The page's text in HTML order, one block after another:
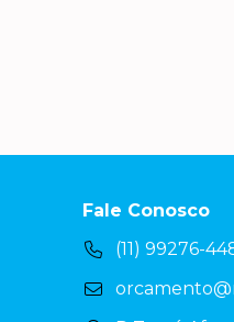
Fale Conosco
(11) 99276-